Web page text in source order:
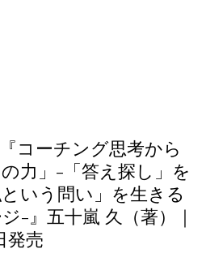
『コーチング思考から
力」-「答え探し」を
いう問い」を生きる
-』五十嵐 久（著）｜
発売